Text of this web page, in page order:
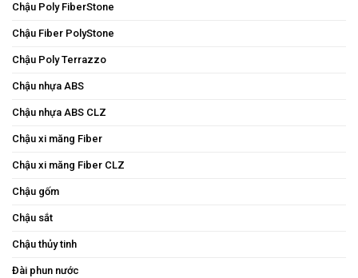
Chậu Poly FiberStone
Chậu Fiber PolyStone
Chậu Poly Terrazzo
Chậu nhựa ABS
Chậu nhựa ABS CLZ
Chậu xi măng Fiber
Chậu xi măng Fiber CLZ
Chậu gốm
Chậu sắt
Chậu thủy tinh
Đài phun nước